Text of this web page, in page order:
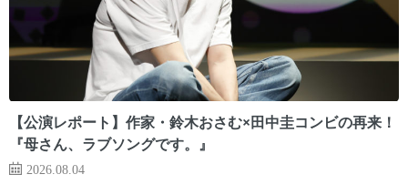
【公演レポート】作家・鈴木おさむ×田中圭コンビの再来！
『母さん、ラブソングです。』
2026.08.04